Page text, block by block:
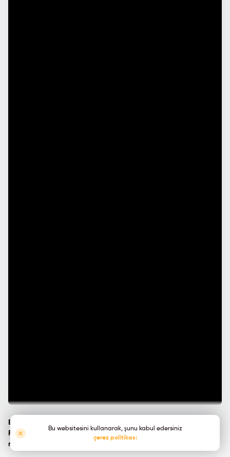
Birincil Ambalajlama Kodlama Çözümü
FX ONE Remote yazıcı, ürünlerinizi işaretlemek için en uygun
maliyetli çözüm
Bu websitesini kullanarak, şunu kabul edersiniz
çerez politikası